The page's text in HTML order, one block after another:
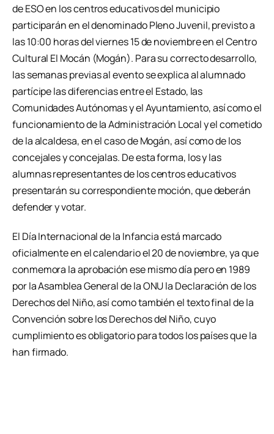
de ESO en los centros educativos del municipio
participarán en el denominado Pleno Juvenil, previsto a
las 10:00 horas del viernes 15 de noviembre en el Centro
Cultural El Mocán (Mogán). Para su correcto desarrollo,
las semanas previas al evento se explica al alumnado
partícipe las diferencias entre el Estado, las
Comunidades Autónomas y el Ayuntamiento, así como el
funcionamiento de la Administración Local y el cometido
de la alcaldesa, en el caso de Mogán, así como de los
concejales y concejalas. De esta forma, los y las
alumnas representantes de los centros educativos
presentarán su correspondiente moción, que deberán
defender y votar.
El Día Internacional de la Infancia está marcado
oficialmente en el calendario el 20 de noviembre, ya que
conmemora la aprobación ese mismo día pero en 1989
por la Asamblea General de la ONU la Declaración de los
Derechos del Niño, así como también el texto final de la
Convención sobre los Derechos del Niño, cuyo
cumplimiento es obligatorio para todos los países que la
han firmado.